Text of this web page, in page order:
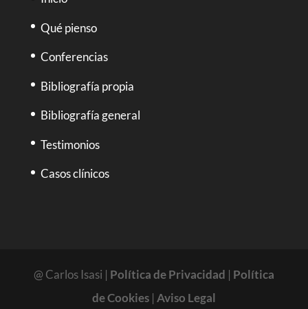
Qué pienso
Conferencias
Bibliografía propia
Bibliografía general
Testimonios
Casos clínicos
@ Carlos Isasi | Política de Privacidad | Política
de Cookies| Aviso Legal